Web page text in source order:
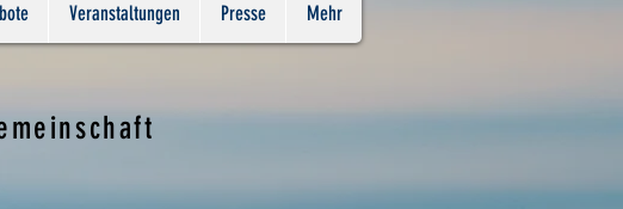
Veranstaltungen Presse Mehr